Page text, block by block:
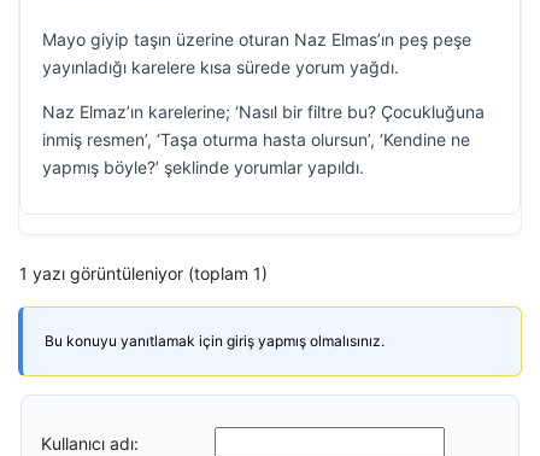
Mayo giyip taşın üzerine oturan Naz Elmas’ın peş peşe
yayınladığı karelere kısa sürede yorum yağdı.
Naz Elmaz’ın karelerine; ‘Nasıl bir filtre bu? Çocukluğuna
inmiş resmen’, ‘Taşa oturma hasta olursun’, ‘Kendine ne
yapmış böyle?’ şeklinde yorumlar yapıldı.
1 yazı görüntüleniyor (toplam 1)
Bu konuyu yanıtlamak için giriş yapmış olmalısınız.
Kullanıcı adı: